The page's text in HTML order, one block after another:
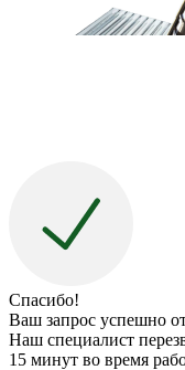
Спасибо!
Ваш запрос успешно
Наш специалист
15 минут во время